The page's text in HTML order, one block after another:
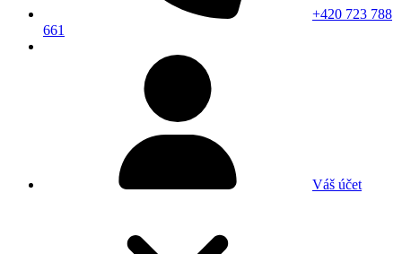
+420 723 788
661
Váš účet